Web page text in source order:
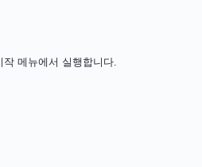
메뉴에서 실행합니다.